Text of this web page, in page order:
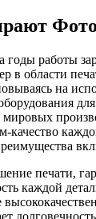
работы
в области
на
мировых
качество
печати,
каждой